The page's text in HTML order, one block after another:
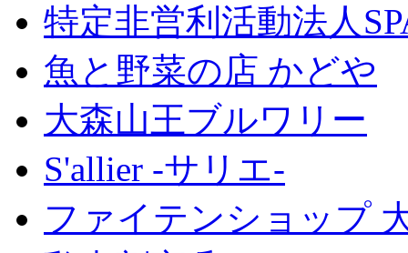
特定非営利活動法人
魚と野菜の店 かどや
大森山王ブルワリー
S'allier -サリエ-
ファイテンショップ